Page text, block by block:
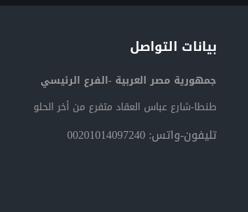
بيانات التواصل
جمهورية مصر العربية -الفرع الرئيسي
طنطا-شارع عباس العقاد متفرع من أخر الحلو
تليفون-واتس: 00201014097240